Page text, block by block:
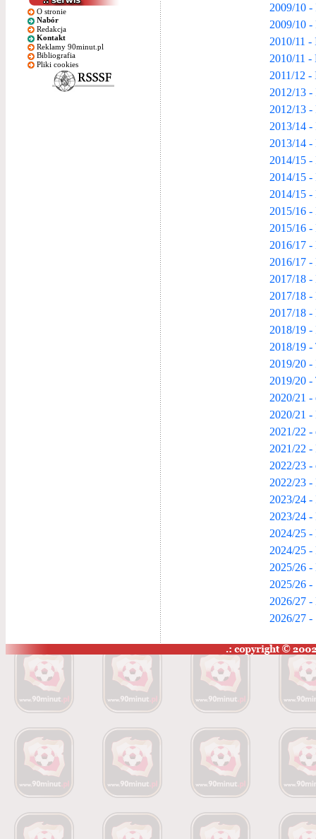
O stronie
Nabór
Redakcja
Kontakt
Reklamy 90minut.pl
Bibliografia
Pliki cookies
2009/10 -
2009/10 -
2010/11 -
2010/11 -
2011/12 -
2012/13 -
2012/13 -
2013/14 -
2013/14 -
2014/15 -
2014/15 -
2014/15 -
2015/16 -
2015/16 -
2016/17 -
2016/17 -
2017/18 -
2017/18 -
2017/18 -
2018/19 -
2018/19 -
2019/20 -
2019/20 -
2020/21 -
2020/21 -
2021/22 -
2021/22 -
2022/23 -
2022/23 -
2023/24 -
2023/24 -
2024/25 -
2024/25 -
2025/26 -
2025/26 -
2026/27 -
2026/27 -